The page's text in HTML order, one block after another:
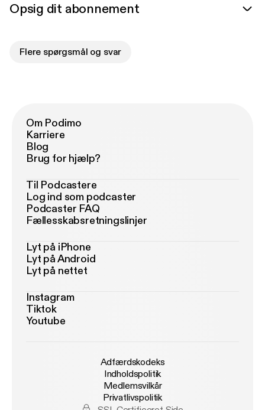
Opsig dit abonnement
Flere spørgsmål og svar
Om Podimo
Karriere
Blog
Brug for hjælp?
Til Podcastere
Log ind som podcaster
Podcaster FAQ
Fællesskabsretningslinjer
Lyt på iPhone
Lyt på Android
Lyt på nettet
Instagram
Tiktok
Youtube
Adfærdskodeks
Indholdspolitik
Medlemsvilkår
Privatlivspolitik